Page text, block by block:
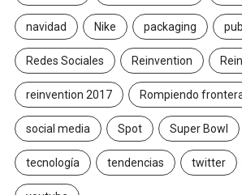
navidad Nike packaging
Redes Sociales Reinvention
reinvention 2017 Rompiendo
social media Spot Super Bowl
tecnología tendencias twitter